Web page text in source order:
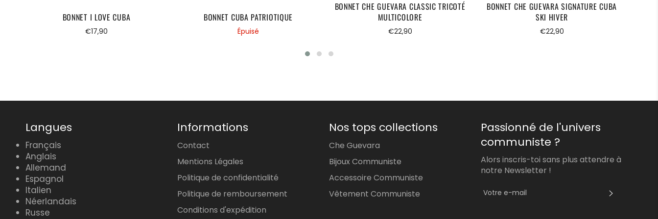
BONNET I LOVE CUBA
Prix
€17,90
BONNET CUBA PATRIOTIQUE
Épuisé
BONNET CHE GUEVARA CLASSIC TRICOTÉ
MULTICOLORE
Prix
€22,90
BONNET CHE GUEVARA SIGNATURE CUBA
SKI HIVER
Prix
€22,90
Langues
Français
Anglais
Allemand
Espagnol
Italien
Néerlandais
Russe
Informations
Contact
Mentions Légales
Politique de confidentialité
Politique de remboursement
Conditions d'expédition
Nos tops collections
Che Guevara
Bijoux Communiste
Accessoire Communiste
Vêtement Communiste
Passionné de l'univers
communiste ?
Alors inscris-toi sans plus attendre à
notre Newsletter !